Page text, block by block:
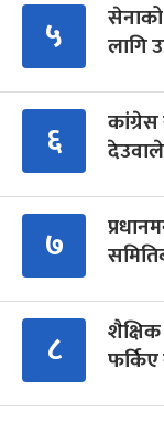
५
लागि
६
७
८
फर्किए